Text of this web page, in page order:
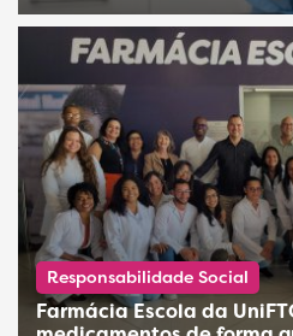
Responsabilidade Social
Farmácia Escola da